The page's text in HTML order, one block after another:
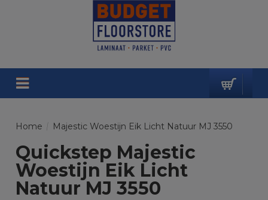
Home Majestic Woestijn Eik Licht Natuur MJ 3550
Quickstep Majestic
Woestijn Eik Licht
Natuur MJ 3550